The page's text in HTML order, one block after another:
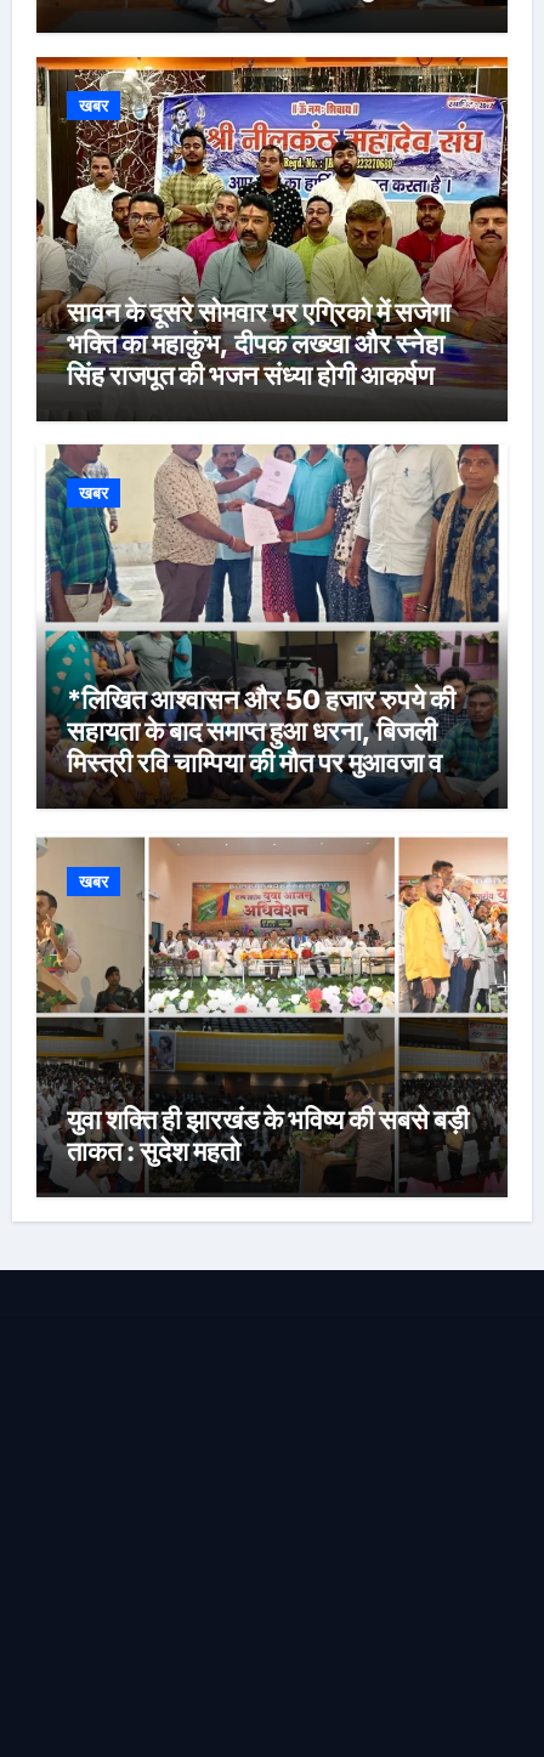
खबर
सावन के दूसरे सोमवार पर एग्रिको में सजेगा
भक्ति का महाकुंभ, दीपक लख्खा और स्नेहा
सिंह राजपूत की भजन संध्या होगी आकर्षण
खबर
*लिखित आश्वासन और 50 हजार रुपये की
सहायता के बाद समाप्त हुआ धरना, बिजली
मिस्त्री रवि चाम्पिया की मौत पर मुआवजा व
नौकरी की मांग*
खबर
युवा शक्ति ही झारखंड के भविष्य की सबसे बड़ी
ताकत : सुदेश महतो